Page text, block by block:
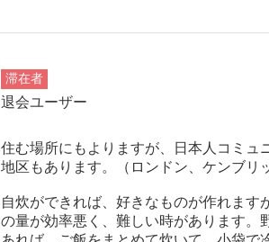
滞在者
退会ユーザー
住む場所にもよりますが、日本人コミュ
地区もあります。（ロンドン、ケンブリ
自炊ができれば、好きなものが作れま
の量が効率悪く、難しい時があります。